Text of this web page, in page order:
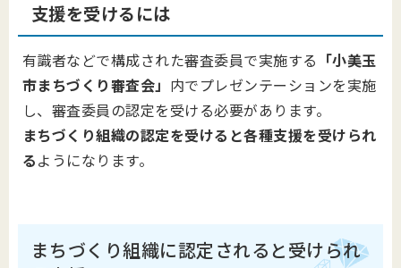
支援を受けるには
有識者などで構成された審査委員で実施する 「小美玉
市まちづくり審査会」 内でプレゼンテーションを実施
し、審査委員の認定を受ける必要があります。
まちづくり組織の認定を受けると各種支援を受けられ
るようになります。
まちづくり組織に認定されると受けられ